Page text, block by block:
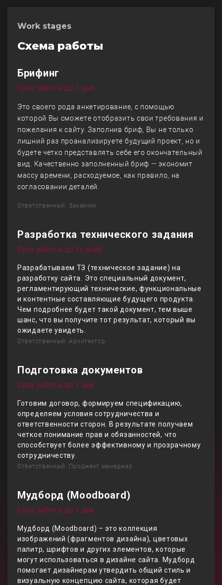
Work stages
Схема работы
Брифинг
Срок работы до 1 дня
Это своего рода анкетирование, с помощью
которой Вы сможете отобразить свои требования и
пожелания к сайту. Заполнив бриф, Вы не только
лишний раз проанализируете будущий проект, но и
будете четко представлять себе его окончательный
вид. Качественно заполненный бриф — экономит
массу времени, расходуемое, как правило, на
согласовании деталей.
Ответственный: Заказчик
Разработка технического задания
Срок работы до 2х дней
Разрабатываем ТЗ (техническое задание) на
разработку сайта. Это специальный документ,
регламентирующий технические, функциональные
и контентные составляющие будущего продукта.
Чем подробнее будет такой документ, тем выше
шанс, что вы получите тот результат, который вы
ожидаете увидеть.
Ответственный: Архитектор
Подготовка документов
Срок работы до 1 дня
Готовим договор, формируем спецификацию,
определяем условия сотрудничества и
ответственности сторон. В результате получаем
четкое понимание прав и обязанностей, что
способствует более эффективному и прозрачному
сотрудничеству.
Ответственный: Проджект менеджер
Мудборд (Moodboard)
Срок работы до 1 дня
Мудборд (Moodboard) – это коллекция
изображений (фрагментов дизайна), цветовых
палитр, шрифтов и других элементов, которые
могут использоваться в дизайне сайта. Мудборд
помогает дизайнерам утвердить общий стиль и
визуальную концепцию сайта, которая будет